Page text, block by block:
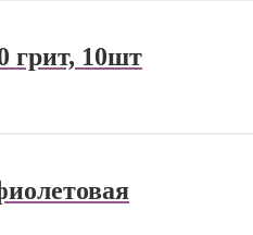
грит, 10шт